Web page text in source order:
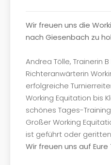
Wir freuen uns die
nach Giesenbach zu
Andrea Tölle, Trainerin
Richteranwärterin
erfolgreiche
Working Equitation bis
schönes Tages-
Großer Working
ist geführt oder
Wir freuen uns auf Eure